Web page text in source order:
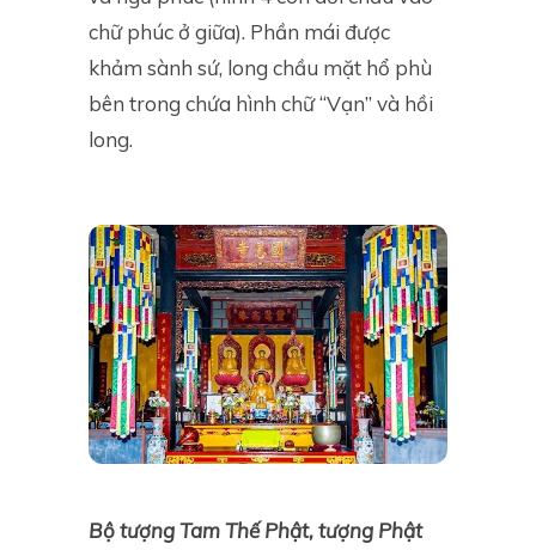
chữ phúc ở giữa). Phần mái được
khảm sành sứ, long chầu mặt hổ phù
bên trong chứa hình chữ “Vạn” và hồi
long.
Bộ tượng Tam Thế Phật, tượng Phật